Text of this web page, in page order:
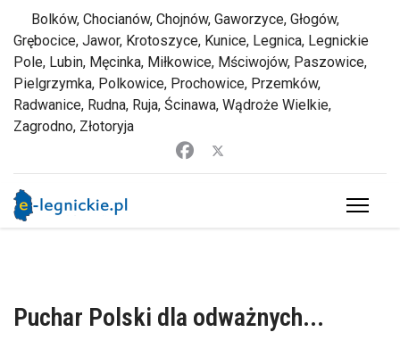
Bolków, Chocianów, Chojnów, Gaworzyce, Głogów,
Grębocice, Jawor, Krotoszyce, Kunice, Legnica, Legnickie
Pole, Lubin, Męcinka, Miłkowice, Mściwojów, Paszowice,
Pielgrzymka, Polkowice, Prochowice, Przemków,
Radwanice, Rudna, Ruja, Ścinawa, Wądroże Wielkie,
Zagrodno, Złotoryja
Puchar Polski dla odważnych...